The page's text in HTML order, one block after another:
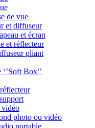
de vue
et diffuseur
et écran
et réflecteur
pliant
Box’’
vidéo
photo ou vidéo
portable